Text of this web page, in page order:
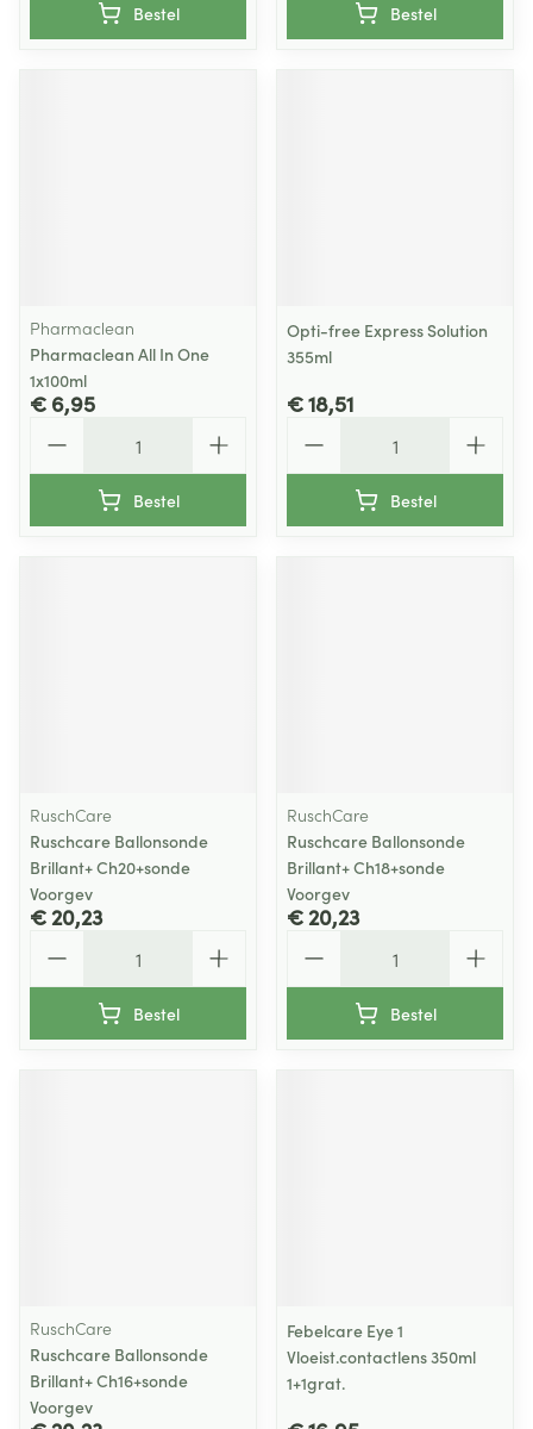
Bestel Bestel
Pharmaclean
Pharmaclean All In One
1x100ml
€ 6,95
Bestel
Opti-free Express Solution
355ml
€ 18,51
Bestel
RuschCare
Ruschcare Ballonsonde
Brillant+ Ch20+sonde
Voorgev
€ 20,23
Bestel
RuschCare
Ruschcare Ballonsonde
Brillant+ Ch18+sonde
Voorgev
€ 20,23
Bestel
RuschCare
Ruschcare Ballonsonde
Brillant+ Ch16+sonde
Voorgev
Febelcare Eye 1
Vloeist.contactlens 350ml
1+1grat.